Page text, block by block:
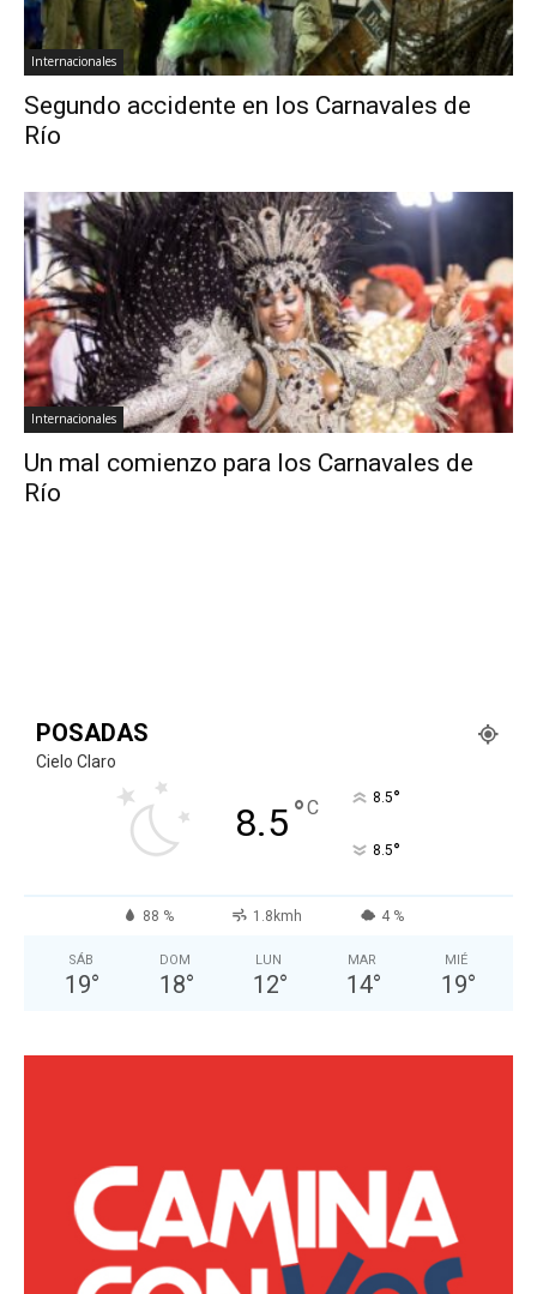
Internacionales
Segundo accidente en los Carnavales de
Río
Internacionales
Un mal comienzo para los Carnavales de
Río
POSADAS
Cielo Claro
8.5°C 8.5°
8.5°
88 % 1.8kmh 4 %
SÁB
19°
DOM
18°
LUN
12°
MAR
14°
MIÉ
19°